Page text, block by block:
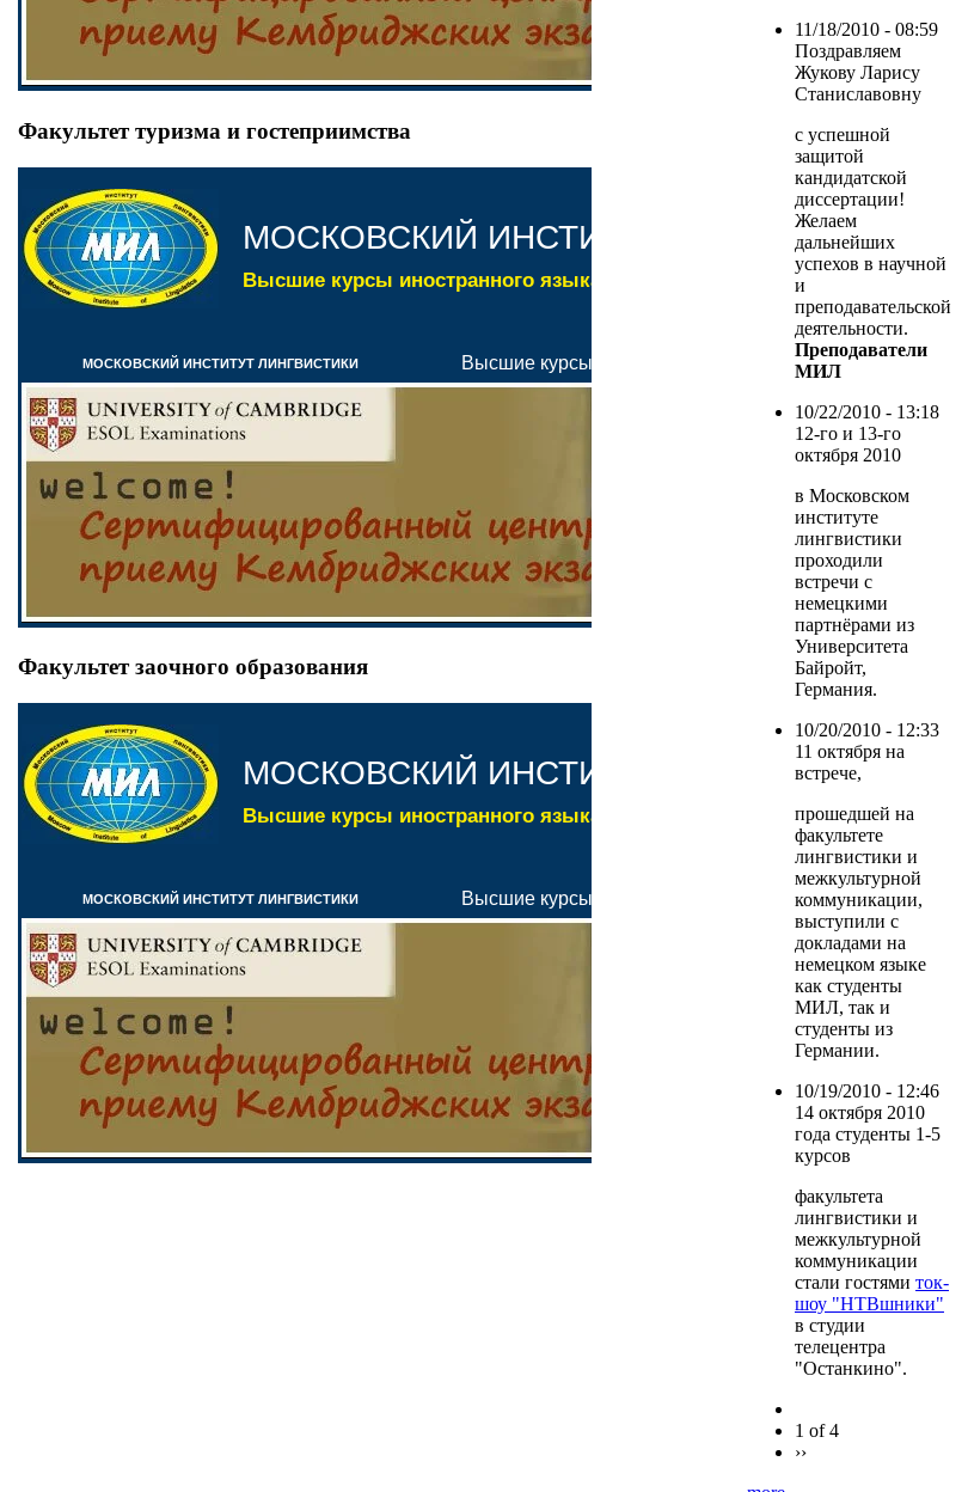
Факультет туризма и гостеприимства
Факультет заочного образования
11/18/2010 - 08:59
Поздравляем
Жукову Ларису
Станиславовну
с успешной
защитой
кандидатской
диссертации!
Желаем
дальнейших
успехов в научной
и
преподавательской
деятельности.
Преподаватели
МИЛ
10/22/2010 - 13:18
12-го и 13-го
октября 2010
в Московском
институте
лингвистики
проходили
встречи с
немецкими
партнёрами из
Университета
Байройт,
Германия.
10/20/2010 - 12:33
11 октября на
встрече,
прошедшей на
факультете
лингвистики и
межкультурной
коммуникации,
выступили с
докладами на
немецком языке
как студенты
МИЛ, так и
студенты из
Германии.
10/19/2010 - 12:46
14 октября 2010
года студенты 1-5
курсов
факультета
лингвистики и
межкультурной
коммуникации
стали гостями ток-
шоу "НТВшники"
в студии
телецентра
"Останкино".
1 of 4
››